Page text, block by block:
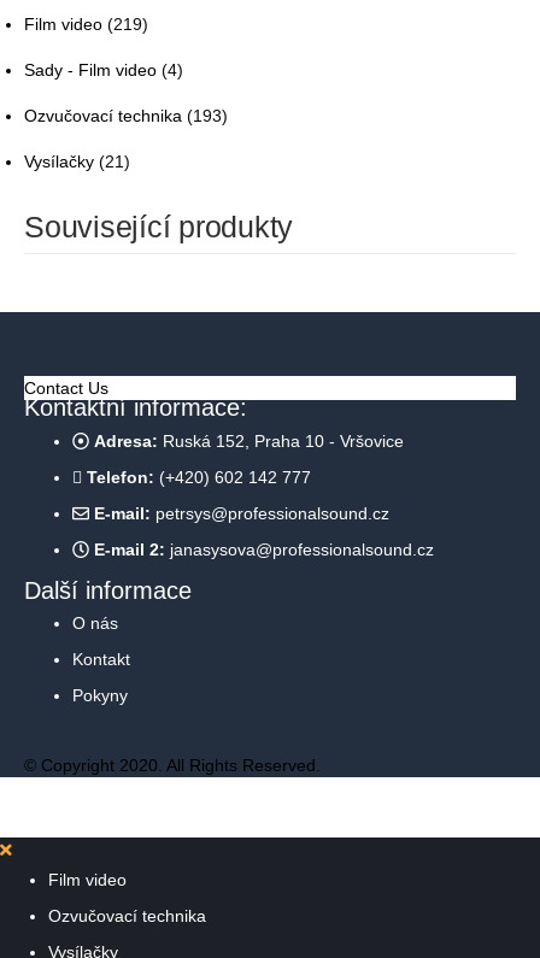
Film video (219)
Sady - Film video (4)
Ozvučovací technika (193)
Vysílačky (21)
Související produkty
Contact Us
Kontaktní informace:
Adresa: Ruská 152, Praha 10 - Vršovice
Telefon: (+420) 602 142 777
E-mail: petrsys@professionalsound.cz
E-mail 2: janasysova@professionalsound.cz
Další informace
O nás
Kontakt
Pokyny
© Copyright 2020. All Rights Reserved.
Film video
Ozvučovací technika
Vysílačky